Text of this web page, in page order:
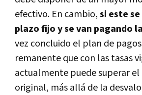
efectivo. En cambio,si este
plazo fijo y se van pagando
vez concluido el plan de
remanente que con las tasas
actualmente puede superar el
original, más allá de la